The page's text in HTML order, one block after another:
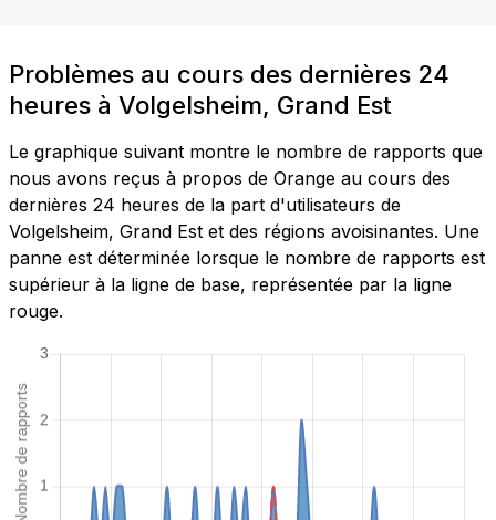
Problèmes au cours des dernières 24
heures à Volgelsheim, Grand Est
Le graphique suivant montre le nombre de rapports que
nous avons reçus à propos de Orange au cours des
dernières 24 heures de la part d'utilisateurs de
Volgelsheim, Grand Est et des régions avoisinantes. Une
panne est déterminée lorsque le nombre de rapports est
supérieur à la ligne de base, représentée par la ligne
rouge.